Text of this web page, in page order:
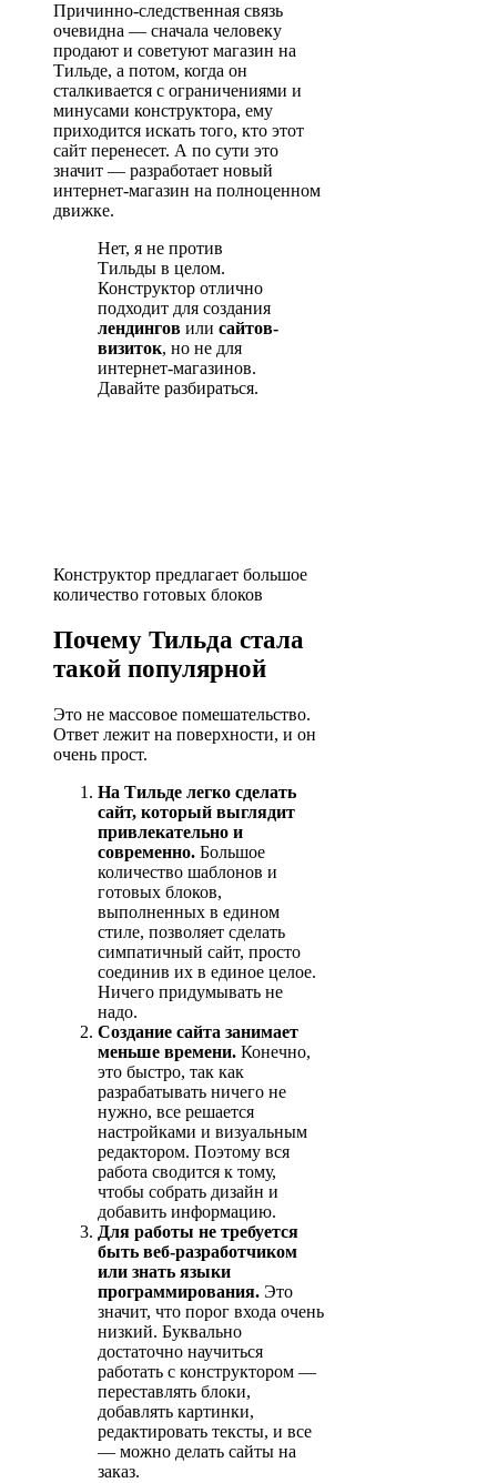
Причинно-следственная связь
очевидна — сначала человеку
продают и советуют магазин на
Тильде, а потом, когда он
сталкивается с ограничениями и
минусами конструктора, ему
приходится искать того, кто этот
сайт перенесет. А по сути это
значит — разработает новый
интернет-магазин на полноценном
движке.
Нет, я не против
Тильды в целом.
Конструктор отлично
подходит для создания
лендингов или сайтов-
визиток, но не для
интернет-магазинов.
Давайте разбираться.
Конструктор предлагает большое
количество готовых блоков
Почему Тильда стала
такой популярной
Это не массовое помешательство.
Ответ лежит на поверхности, и он
очень прост.
На Тильде легко сделать
сайт, который выглядит
привлекательно и
современно. Большое
количество шаблонов и
готовых блоков,
выполненных в едином
стиле, позволяет сделать
симпатичный сайт, просто
соединив их в единое целое.
Ничего придумывать не
надо.
Создание сайта занимает
меньше времени. Конечно,
это быстро, так как
разрабатывать ничего не
нужно, все решается
настройками и визуальным
редактором. Поэтому вся
работа сводится к тому,
чтобы собрать дизайн и
добавить информацию.
Для работы не требуется
быть веб-разработчиком
или знать языки
программирования. Это
значит, что порог входа очень
низкий. Буквально
достаточно научиться
работать с конструктором —
переставлять блоки,
добавлять картинки,
редактировать тексты, и все
— можно делать сайты на
заказ.